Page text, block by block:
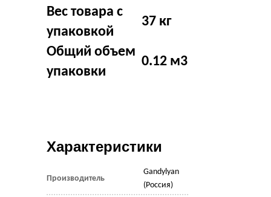
Вес товара с
упаковкой
37 кг
Общий объем
упаковки
0.12 м3
Характеристики
Производитель
Gandylyan
(Россия)